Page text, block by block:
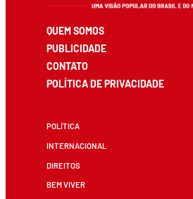
QUEM SOMOS
PUBLICIDADE
CONTATO
POLÍTICA DE PRIVACIDADE
POLÍTICA
INTERNACIONAL
DIREITOS
BEM VIVER